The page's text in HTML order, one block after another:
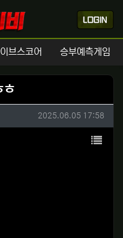
브스코어 승부예측게임
ㅎ
작성일
2025.06.05 17:58
목록